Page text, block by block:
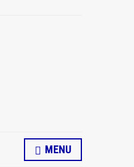
MENU